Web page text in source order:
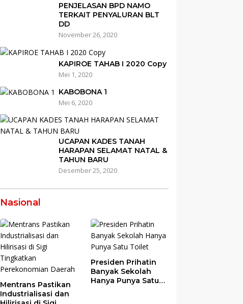
PENJELASAN BPD NAMO
TERKAIT PENYALURAN BLT
DD
November 26, 2020
KAPIROE TAHAB I 2020 Copy
Mei 1, 2020
KABOBONA 1
Mei 6, 2020
UCAPAN KADES TANAH
HARAPAN SELAMAT NATAL &
TAHUN BARU
Desember 25, 2020
Nasional
Mentrans Pastikan
Industrialisasi dan
Presiden Prihatin
Banyak Sekolah
Hanya Punya Satu